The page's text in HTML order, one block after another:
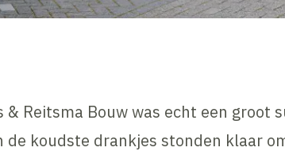
Reitsma Bouw was echt een groot
de koudste drankjes stonden klaar